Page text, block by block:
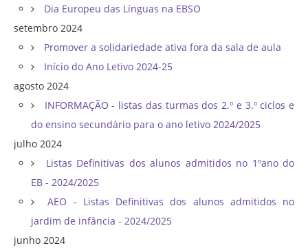
Dia Europeu das Línguas na EBSO
setembro 2024
Promover a solidariedade ativa fora da sala de aula
Início do Ano Letivo 2024-25
agosto 2024
INFORMAÇÃO - listas das turmas dos 2.º e 3.º ciclos e
do ensino secundário para o ano letivo 2024/2025
julho 2024
Listas Definitivas dos alunos admitidos no 1ºano do
EB - 2024/2025
AEO - Listas Definitivas dos alunos admitidos no
jardim de infância - 2024/2025
junho 2024